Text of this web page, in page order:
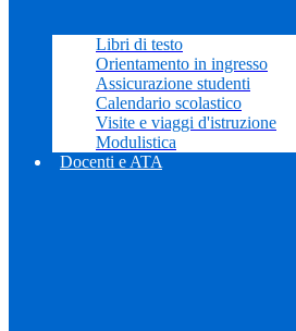
Libri di testo
Orientamento in ingresso
Assicurazione studenti
Calendario scolastico
Visite e viaggi d'istruzione
Modulistica
Docenti e ATA